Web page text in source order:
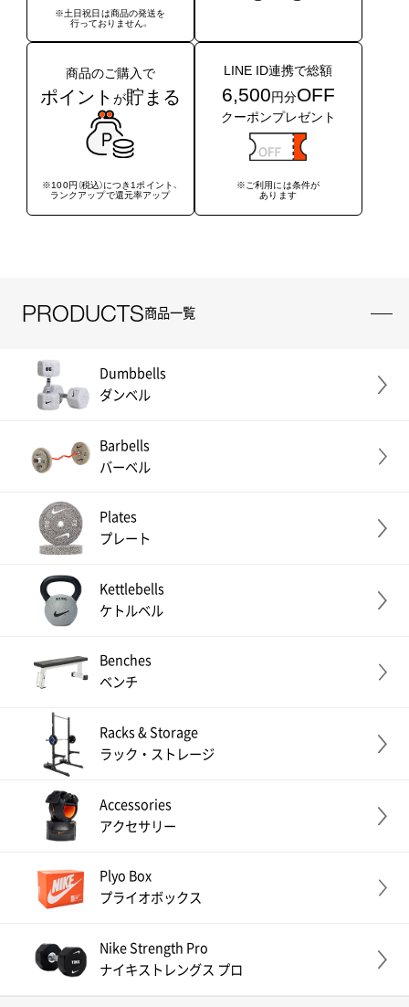
※土日祝日は商品の発送を
行っておりません。
商品のご購入で
ポイント が貯まる
※100円（税込）につき1ポイント、
ランクアップで還元率アップ
LINE ID連携で総額
6,500 円分OFF
クーポンプレゼント
※ご利用には条件が
あります
PRODUCTS商品一覧
Dumbbells
ダンベル
Barbells
バーベル
Plates
プレート
Kettlebells
ケトルベル
Benches
ベンチ
Racks & Storage
ラック・ストレージ
Accessories
アクセサリー
Plyo Box
プライオボックス
Nike Strength Pro
ナイキストレングス プロ